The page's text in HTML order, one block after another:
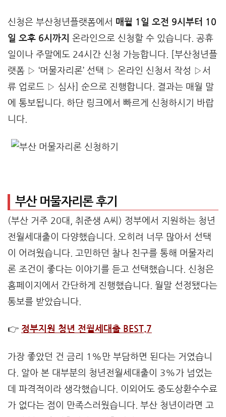
신청은 부산청년플랫폼에서 매월 1일 오전 9시부터 10
일 오후 6시까지 온라인으로 신청할 수 있습니다. 공휴
일이나 주말에도 24시간 신청 가능합니다. [부산청년플
랫폼 ▷ ‘머물자리론’ 선택 ▷ 온라인 신청서 작성 ▷서
류 업로드 ▷ 심사] 순으로 진행합니다. 결과는 매월 말
에 통보됩니다. 하단 링크에서 빠르게 신청하시기 바랍
니다.
부산 머물자리론 후기
(부산 거주 20대, 취준생 A씨) 정부에서 지원하는 청년
전월세대출이 다양했습니다. 오히려 너무 많아서 선택
이 어려웠습니다. 고민하던 찰나 친구를 통해 머물자리
론 조건이 좋다는 이야기를 듣고 선택했습니다. 신청은
홈페이지에서 간단하게 진행했습니다. 월말 선정됐다는
통보를 받았습니다.
👉 정부지원 청년 전월세대출 BEST.7
가장 좋았던 건 금리 1%만 부담하면 된다는 거였습니
다. 알아 본 대부분의 청년전월세대출이 3%가 넘었는
데 파격적이라 생각했습니다. 이외어도 중도상환수수료
가 없다는 점이 만족스러웠습니다. 부산 청년이라면 고